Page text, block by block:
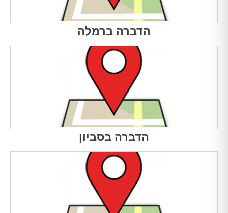
הדברה ברמלה
הדברה בסביון